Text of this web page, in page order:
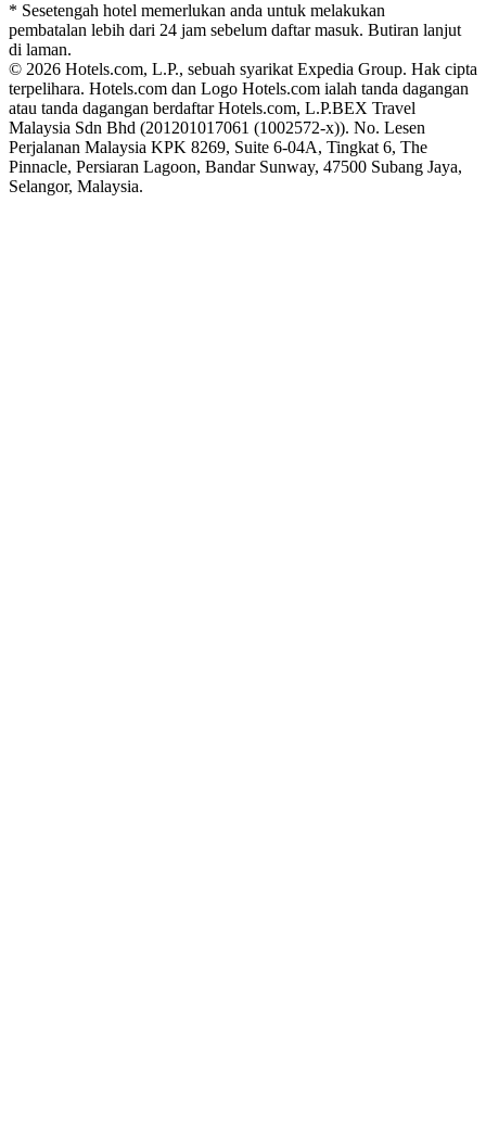
* Sesetengah hotel memerlukan anda untuk melakukan
pembatalan lebih dari 24 jam sebelum daftar masuk. Butiran lanjut
di laman.
© 2026 Hotels.com, L.P., sebuah syarikat Expedia Group. Hak cipta
terpelihara. Hotels.com dan Logo Hotels.com ialah tanda dagangan
atau tanda dagangan berdaftar Hotels.com, L.P.BEX Travel
Malaysia Sdn Bhd (201201017061 (1002572-x)). No. Lesen
Perjalanan Malaysia KPK 8269, Suite 6-04A, Tingkat 6, The
Pinnacle, Persiaran Lagoon, Bandar Sunway, 47500 Subang Jaya,
Selangor, Malaysia.